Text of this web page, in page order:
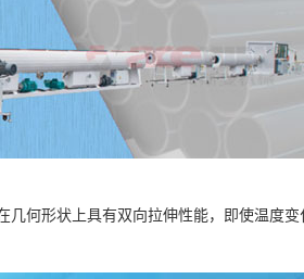
几何形状上具有双向拉伸性能，即使温度变